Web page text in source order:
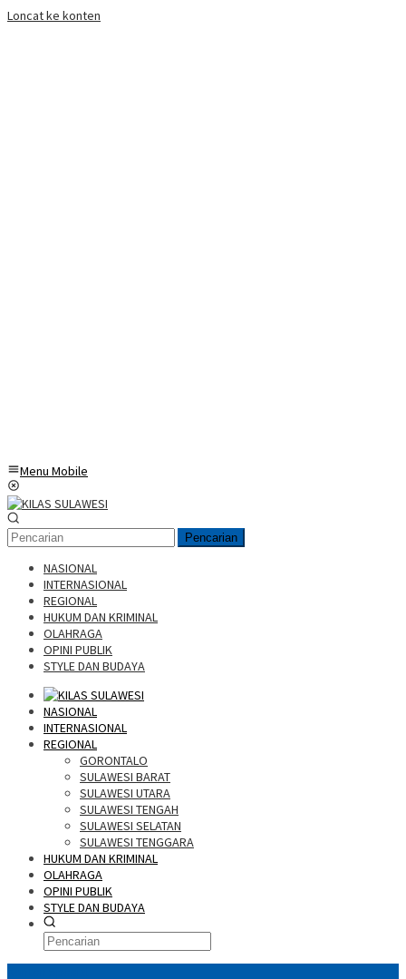
Loncat ke konten
Menu Mobile
Pencarian
NASIONAL
INTERNASIONAL
REGIONAL
HUKUM DAN KRIMINAL
OLAHRAGA
OPINI PUBLIK
STYLE DAN BUDAYA
NASIONAL
INTERNASIONAL
REGIONAL
GORONTALO
SULAWESI BARAT
SULAWESI UTARA
SULAWESI TENGAH
SULAWESI SELATAN
SULAWESI TENGGARA
HUKUM DAN KRIMINAL
OLAHRAGA
OPINI PUBLIK
STYLE DAN BUDAYA